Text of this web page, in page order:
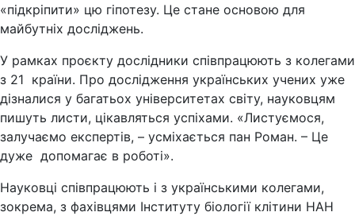
«підкріпити» цю гіпотезу. Це стане основою для
майбутніх досліджень.
У рамках проєкту дослідники співпрацюють з колегами
з 21 країни. Про дослідження українських учених уже
дізналися у багатьох університетах світу, науковцям
пишуть листи, цікавляться успіхами. «Листуємося,
залучаємо експертів, – усміхається пан Роман. – Це
дуже допомагає в роботі».
Науковці співпрацюють і з українськими колегами,
зокрема, з фахівцями Інституту біології клітини НАН